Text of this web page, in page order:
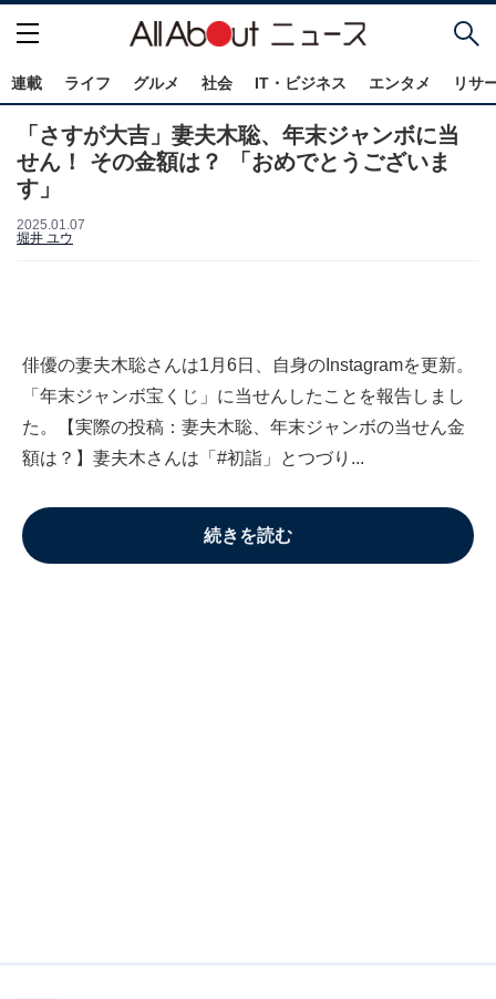
連載 ライフ グルメ 社会 IT・ビジネス エンタメ リサ
「さすが大吉」妻夫木聡、年末ジャンボに当
せん！ その金額は？ 「おめでとうございま
す」
2025.01.07
堀井 ユウ
俳優の妻夫木聡さんは1月6日、自身のInstagramを更新。
「年末ジャンボ宝くじ」に当せんしたことを報告しまし
た。【実際の投稿：妻夫木聡、年末ジャンボの当せん金
額は？】妻夫木さんは「#初詣」とつづり...
続きを読む